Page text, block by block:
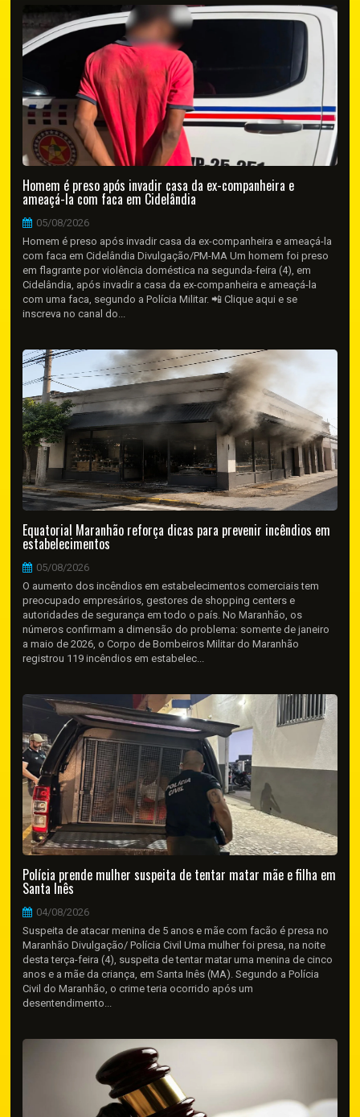
Homem é preso após invadir casa da ex-companheira e
ameaçá-la com faca em Cidelândia
05/08/2026
Homem é preso após invadir casa da ex-companheira e ameaçá-la
com faca em Cidelândia Divulgação/PM-MA Um homem foi preso
em flagrante por violência doméstica na segunda-feira (4), em
Cidelândia, após invadir a casa da ex-companheira e ameaçá-la
com uma faca, segundo a Polícia Militar. 📲 Clique aqui e se
inscreva no canal do...
Equatorial Maranhão reforça dicas para prevenir incêndios em
estabelecimentos
05/08/2026
O aumento dos incêndios em estabelecimentos comerciais tem
preocupado empresários, gestores de shopping centers e
autoridades de segurança em todo o país. No Maranhão, os
números confirmam a dimensão do problema: somente de janeiro
a maio de 2026, o Corpo de Bombeiros Militar do Maranhão
registrou 119 incêndios em estabelec...
Polícia prende mulher suspeita de tentar matar mãe e filha em
Santa Inês
04/08/2026
Suspeita de atacar menina de 5 anos e mãe com facão é presa no
Maranhão Divulgação/ Polícia Civil Uma mulher foi presa, na noite
desta terça-feira (4), suspeita de tentar matar uma menina de cinco
anos e a mãe da criança, em Santa Inês (MA). Segundo a Polícia
Civil do Maranhão, o crime teria ocorrido após um
desentendimento...